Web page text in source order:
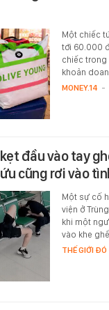
Một chiếc
tới 60.000
chiếc trong
khoản
MONEY.14 -
đầu vào tay
cũng rơi vào
Một sự cố
viện ở
khi một
vào khe
THẾ GIỚI ĐÓ